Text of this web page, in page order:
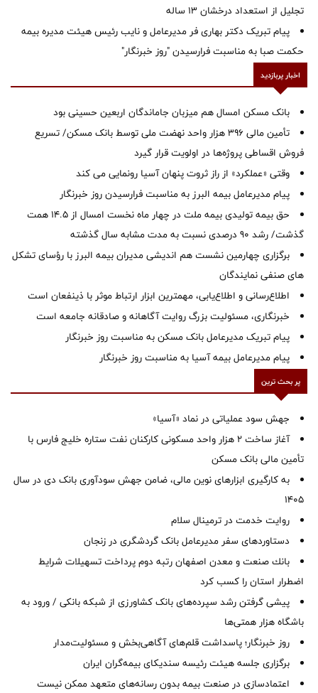
تجلیل از استعداد درخشان ۱۳ ساله
پیام تبریک دکتر بهاری فر مدیرعامل و نایب رئیس هیئت مدیره بیمه
حکمت صبا به مناسبت فرارسیدن "روز خبرنگار"
اخبار پربازدید
بانک مسکن امسال هم میزبان جاماندگان اربعین حسینی بود
تأمین مالی ۳۹۶ هزار واحد نهضت ملی توسط بانک مسکن/ تسریع
فروش اقساطی پروژه‌ها در اولویت قرار گیرد
وقتی «عملکرد» از راز ثروت پنهان آسیا رونمایی می کند
پیام مدیرعامل بیمه البرز به مناسبت فرارسیدن روز خبرنگار
حق بیمه تولیدی بیمه ملت در چهار ماه نخست امسال از 14.5 همت
گذشت/ رشد 90 درصدی نسبت به مدت مشابه سال گذشته
برگزاری چهارمین نشست هم اندیشی مدیران بیمه البرز با رؤسای تشکل
های صنفی نمایندگان
اطلاع‌رسانی و اطلاع‌یابی، مهمترین ابزار ارتباط موثر با ذینفعان است
خبرنگاری، مسئولیت بزرگ روایت آگاهانه و صادقانه جامعه است
پیام تبریک مدیرعامل بانک مسکن به مناسبت روز خبرنگار
پیام مدیرعامل بیمه آسیا به مناسبت روز خبرنگار
پر بحث ترین
جهش سود عملیاتی در نماد «آسیا»
آغاز ساخت ۲ هزار واحد مسکونی کارکنان نفت ستاره خلیج فارس با
تأمین مالی بانک مسکن
به کارگیری ابزارهای نوین مالی، ضامن جهش سودآوری بانک دی در سال
1405
روایت خدمت در ترمینال سلام
دستاوردهای سفر مدیرعامل بانک گردشگری در زنجان
بانك صنعت و معدن اصفهان رتبه دوم پرداخت تسهیلات شرایط
اضطرار استان را كسب كرد
پیشی گرفتن رشد سپرده‌های بانک کشاورزی از شبکه بانکی / ورود به
باشگاه هزار همتی‌ها
روز خبرنگار؛ پاسداشت قلم‌های آگاهی‌بخش و مسئولیت‌مدار
برگزاری جلسه هیئت رئیسه سندیکای بیمه‌گران ایران
اعتمادسازی در صنعت بیمه بدون رسانه‌های متعهد ممکن نیست